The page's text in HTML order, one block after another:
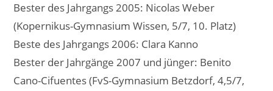
Bester des Jahrgangs 2005: Nicolas Weber
(Kopernikus-Gymnasium Wissen, 5/7, 10. Platz)
Beste des Jahrgangs 2006: Clara Kanno
Bester der Jahrgänge 2007 und jünger: Benito
Cano-Cifuentes (FvS-Gymnasium Betzdorf, 4,5/7,